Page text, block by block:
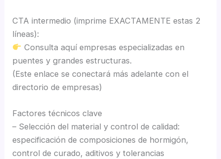
CTA intermedio (imprime EXACTAMENTE estas 2
líneas):
Consulta aquí empresas especializadas en
puentes y grandes estructuras.
(Este enlace se conectará más adelante con el
directorio de empresas)
Factores técnicos clave
– Selección del material y control de calidad:
especificación de composiciones de hormigón,
control de curado, aditivos y tolerancias